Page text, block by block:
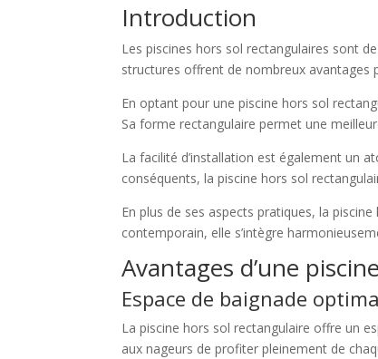
Introduction
Les piscines hors sol rectangulaires sont
structures offrent de nombreux avantages
En optant pour une piscine hors sol
Sa forme rectangulaire permet une
La facilité d’installation est également un
conséquents, la piscine hors sol
En plus de ses aspects pratiques, la
contemporain, elle s’intègre
Avantages d’une
Espace de baignade
La piscine hors sol rectangulaire offre un
aux nageurs de profiter pleinement de